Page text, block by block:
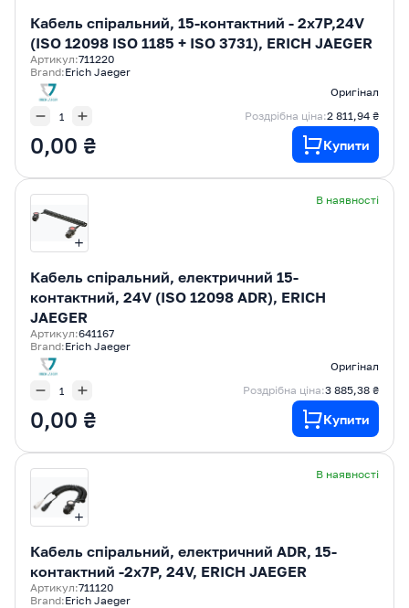
Кабель спіральний, 15-контактний - 2x7P,24V
(ISO 12098 ISO 1185 + ISO 3731), ERICH JAEGER
Артикул:711220
Brand:Erich Jaeger
Оригінал
Роздрібна ціна:2 811,94 ₴
0,00 ₴ Купити
В наявності
Кабель спіральний, електричний 15-
контактний, 24V (ISO 12098 ADR), ERICH
JAEGER
Артикул:641167
Brand:Erich Jaeger
Оригінал
Роздрібна ціна:3 885,38 ₴
0,00 ₴ Купити
В наявності
Кабель спіральний, електричний ADR, 15-
контактний -2x7P, 24V, ERICH JAEGER
Артикул:711120
Brand:Erich Jaeger